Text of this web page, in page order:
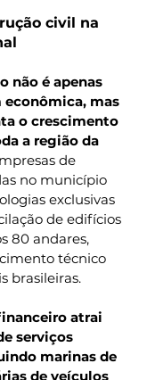
civil na
não é apenas
econômica, mas
o crescimento
a região da
de
no município
exclusivas
de edifícios
80 andares,
técnico
brasileiras.
atrai
serviços
marinas de
de veículos